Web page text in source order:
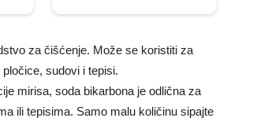
za čišćenje. Može se koristiti za
sudovi i tepisi.
mirisa, soda bikarbona je odlična za
ili tepisima. Samo malu količinu sipajte